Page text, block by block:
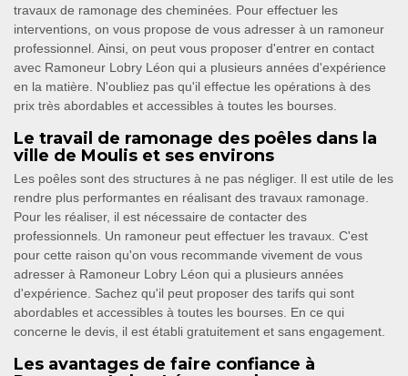
travaux de ramonage des cheminées. Pour effectuer les
interventions, on vous propose de vous adresser à un ramoneur
professionnel. Ainsi, on peut vous proposer d'entrer en contact
avec Ramoneur Lobry Léon qui a plusieurs années d'expérience
en la matière. N'oubliez pas qu'il effectue les opérations à des
prix très abordables et accessibles à toutes les bourses.
Le travail de ramonage des poêles dans la
ville de Moulis et ses environs
Les poêles sont des structures à ne pas négliger. Il est utile de les
rendre plus performantes en réalisant des travaux ramonage.
Pour les réaliser, il est nécessaire de contacter des
professionnels. Un ramoneur peut effectuer les travaux. C'est
pour cette raison qu'on vous recommande vivement de vous
adresser à Ramoneur Lobry Léon qui a plusieurs années
d'expérience. Sachez qu'il peut proposer des tarifs qui sont
abordables et accessibles à toutes les bourses. En ce qui
concerne le devis, il est établi gratuitement et sans engagement.
Les avantages de faire confiance à